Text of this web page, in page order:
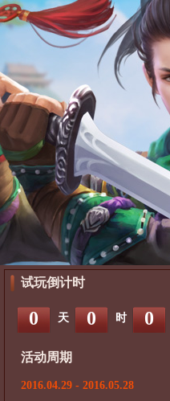
试玩倒计时
0 天 0 时 0
活动周期
2016.04.29 - 2016.05.28